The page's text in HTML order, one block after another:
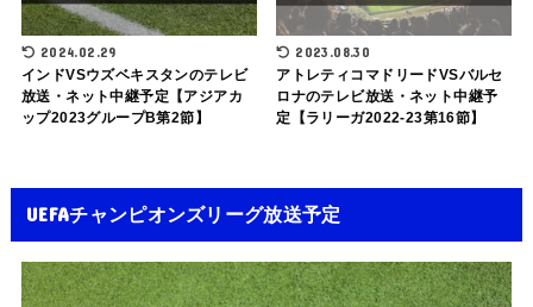
2024.02.29
インドVSウズベキスタンのテレビ
放送・ネット中継予定【アジアカ
ップ2023グループB第2節】
2023.08.30
アトレティコマドリードVSバルセ
ロナのテレビ放送・ネット中継予
定【ラリーガ2022-23第16節】
UEFAチャンピオンズリーグ放送予定